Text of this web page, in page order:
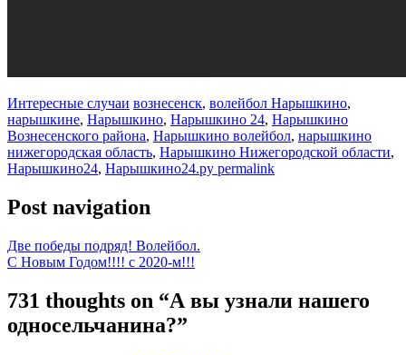
Интересные случаи вознесенск, волейбол Нарышкино,
нарышкине, Нарышкино, Нарышкино 24, Нарышкино
Вознесенского района, Нарышкино волейбол, нарышкино
нижегородская область, Нарышкино Нижегородской области,
Нарышкино24, Нарышкино24.ру permalink
Post navigation
Две победы подряд! Волейбол.
С Новым Годом!!!! с 2020-м!!!
731 thoughts on “А вы узнали нашего
односельчанина?”